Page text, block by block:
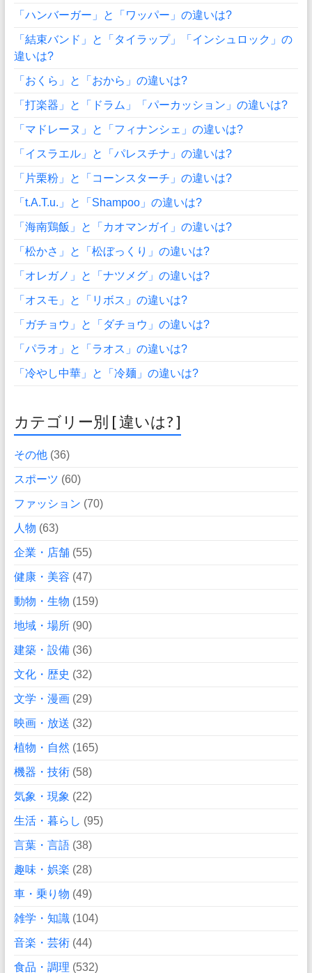
「ハンバーガー」と「ワッパー」の違いは?
「結束バンド」と「タイラップ」「インシュロック」の
違いは?
「おくら」と「おから」の違いは?
「打楽器」と「ドラム」「パーカッション」の違いは?
「マドレーヌ」と「フィナンシェ」の違いは?
「イスラエル」と「パレスチナ」の違いは?
「片栗粉」と「コーンスターチ」の違いは?
「t.A.T.u.」と「Shampoo」の違いは?
「海南鶏飯」と「カオマンガイ」の違いは?
「松かさ」と「松ぼっくり」の違いは?
「オレガノ」と「ナツメグ」の違いは?
「オスモ」と「リボス」の違いは?
「ガチョウ」と「ダチョウ」の違いは?
「パラオ」と「ラオス」の違いは?
「冷やし中華」と「冷麺」の違いは?
カテゴリー別 [ 違いは? ]
その他(36)
スポーツ (60)
ファッション (70)
人物 (63)
企業・店舗(55)
健康・美容 (47)
動物・生物 (159)
地域・場所(90)
建築・設備(36)
文化・歴史 (32)
文学・漫画(29)
映画・放送 (32)
植物・自然 (165)
機器・技術(58)
気象・現象 (22)
生活・暮らし (95)
言葉・言語(38)
趣味・娯楽 (28)
車・乗り物 (49)
雑学・知識(104)
音楽・芸術(44)
食品・調理 (532)